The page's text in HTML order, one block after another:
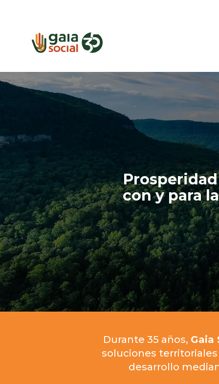
con y para
locales
Durante 35 años, Gaia
soluciones
desarrollo